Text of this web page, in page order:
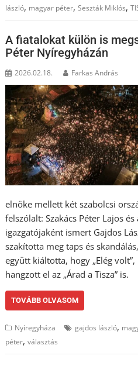
lászló, magyar péter,Seszták Miklós,
A fiatalokat külön is
Péter Nyíregyházán
2026.02.18. Farkas András
elnöke mellett két szabolcsi
felszólalt: Szakács Péter Lajos
igazgatójaként ismert Gajdos
szakította meg taps és
együtt kiáltotta, hogy „Elég
hangzott el az „Árad a Tisza” is.
TOVÁBB OLVASOM
Nyíregyháza gajdos lászló,
péter,választás